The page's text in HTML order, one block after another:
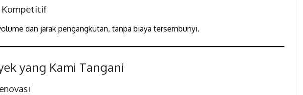
Kompetitif
dan jarak pengangkutan, tanpa biaya tersembunyi.
yang Kami Tangani